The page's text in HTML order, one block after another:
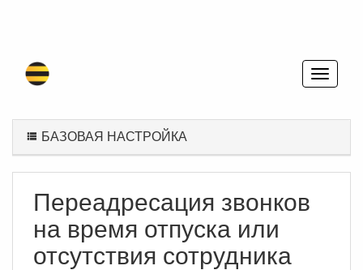
БАЗОВАЯ НАСТРОЙКА
Переадресация звонков
на время отпуска или
отсутствия сотрудника